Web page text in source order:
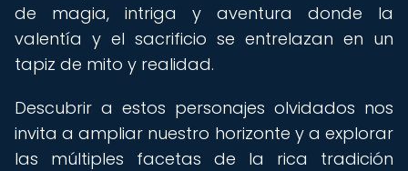
de magia, intriga y aventura donde la
valentía y el sacrificio se entrelazan en un
tapiz de mito y realidad.
Descubrir a estos personajes olvidados nos
invita a ampliar nuestro horizonte y a explorar
las múltiples facetas de la rica tradición